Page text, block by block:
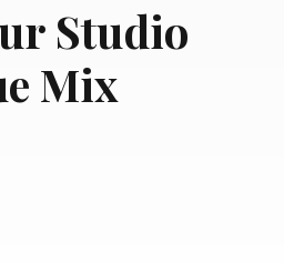
Studio
Mix